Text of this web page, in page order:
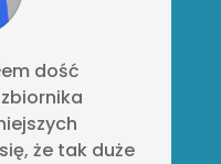
dość
że tak duże